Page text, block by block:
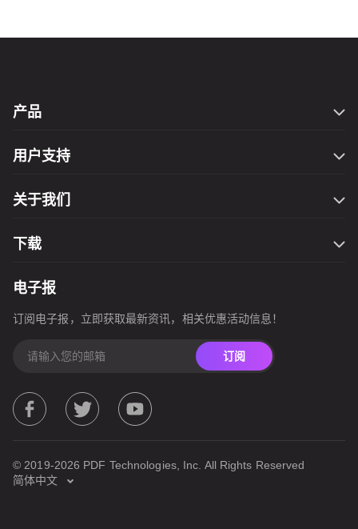
产品
Filmage Converter
PDF Reader Pro
ComPDFKit Conversion SDK
用户支持
开学季
圣诞大促
国庆节活动
关于我们
下载
Filmage Screen for Mac
Filmage Converter for Mac
Filmage Converter for Windows
Filmage Converter for Android
电子报
订阅电子报，立即获取最新资讯，相关优惠活动信息！
订阅
© 2019-2026 PDF Technologies, Inc. All Rights Reserved